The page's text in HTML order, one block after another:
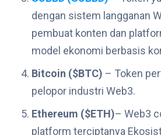
dengan sistem langganan
pembuat konten dan
model ekonomi berbasis
Bitcoin ($BTC) – Token
pelopor industri Web3.
Ethereum ($ETH)– Web3
platform terciptanya